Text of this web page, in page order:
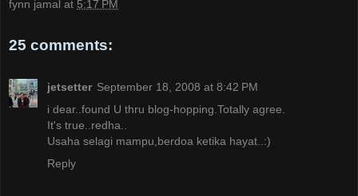
fynn jamal at 5:17 PM
25 comments:
jetsetter September 18, 2008 at 8:42 PM
i dear..found U thru blog-hopping.Totally agree.
It's true..redha..
Usaha selagi mampu,berdoa ketika hayat..:)
Reply